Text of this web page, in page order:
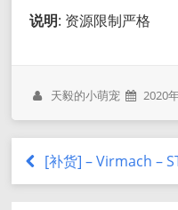
说明: 资源限制严格
天毅的小萌宠 2020
[补货] – Virmach –